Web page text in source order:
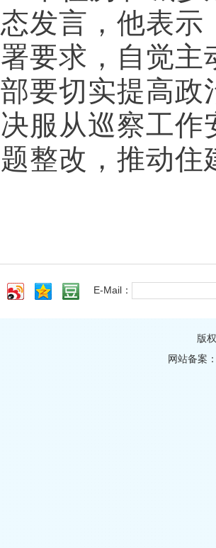
态发言，他表示
署要求，自觉主
部要切实提高政
决服从巡察工作
题整改，推动住
E-Mail：
版
网站备案